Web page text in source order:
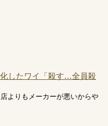
したワイ「殺す…全員殺
よりもメーカーが悪いからや